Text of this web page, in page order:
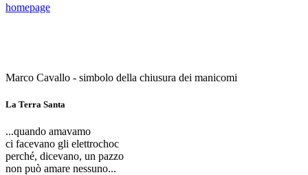
homepage
Marco Cavallo - simbolo della chiusura dei manicomi
La Terra Santa
...quando amavamo
ci facevano gli elettrochoc
perché, dicevano, un pazzo
non può amare nessuno...